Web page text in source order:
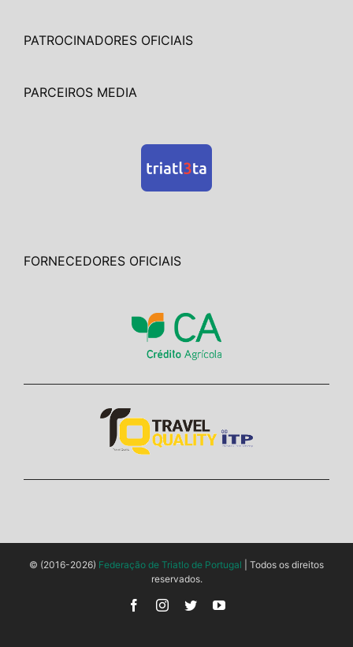
PATROCINADORES OFICIAIS
PARCEIROS MEDIA
FORNECEDORES OFICIAIS
© (2016-2026) Federação de Triatlo de Portugal | Todos os direitos
reservados.
FacebookInstagram
TwitterYouTube